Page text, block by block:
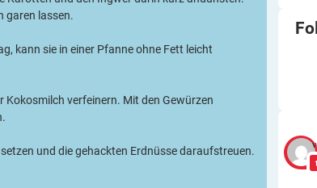
garen lassen.
kann sie in einer Pfanne ohne Fett leicht
Kokos­milch verfeinern. Mit den Gewürzen
und die gehackten Erdnüsse daraufstreuen.